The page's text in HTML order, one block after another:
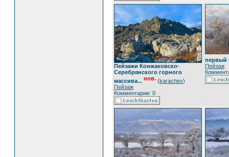
Пейзажи Конжаковско-
Серебрянского горного
массива... нов. (karachev)
Пейзаж
Комментарии: 0
первый
Пейзаж